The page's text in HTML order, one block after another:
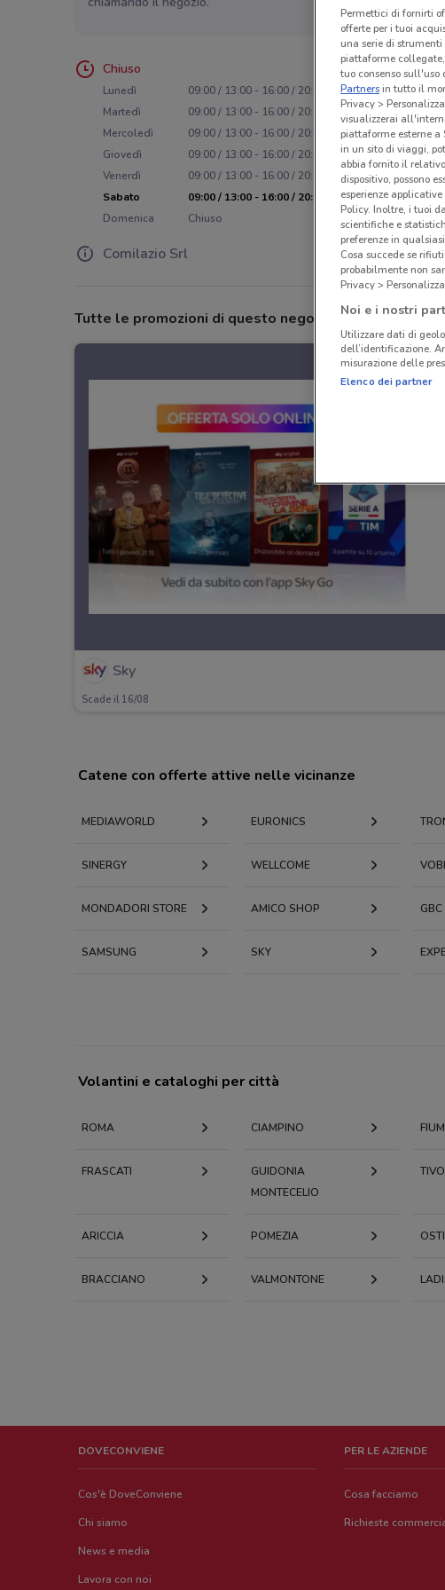
Chiuso
Lunedì
09:00 / 13:00 - 16:00 / 20:00
Martedì
09:00 / 13:00 - 16:00 / 20:00
Mercoledì
09:00 / 13:00 - 16:00 / 20:00
Giovedì
09:00 / 13:00 - 16:00 / 20:00
Venerdì
09:00 / 13:00 - 16:00 / 20:00
Sabato
09:00 / 13:00 - 16:00 / 20:00
Domenica
Chiuso
Comilazio Srl
Tutte le promozioni di questo negozio
Sky
Scade il 16/08
Catene con offerte attive nelle vicinanze
MEDIAWORLD EURONICS
SINERGY WELLCOME
MONDADORI STORE AMICO SHOP GBC
SAMSUNG SKY
Volantini e cataloghi per città
ROMA CIAMPINO
FRASCATI
GUIDONIA
MONTECELIO
ARICCIA POMEZIA
BRACCIANO VALMONTONE
DOVECONVIENE
Cos'è DoveConviene
Chi siamo
News e media
Lavora con noi
PER LE AZIENDE
Cosa facciamo
Richieste
Permettici di fornirti
offerte per i tuoi
una serie di
piattaforme
tuo consenso
Partnersin tutto il
Privacy >
visualizzerai
piattaforme esterne a
in un sito di viaggi,
abbia fornito il
dispositivo, possono
esperienze
Policy. Inoltre, i tuoi
scientifiche e
preferenze in
Cosa succede se
probabilmente non
Privacy >
Noi e i nostri
Utilizzare dati di
dell’identificazione.
misurazione delle
Elenco dei partner